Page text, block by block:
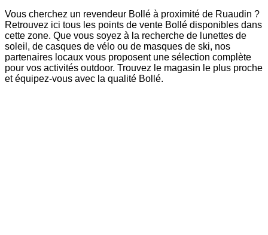
Vous cherchez un revendeur Bollé à proximité de Ruaudin ?
Retrouvez ici tous les points de vente Bollé disponibles dans
cette zone. Que vous soyez à la recherche de lunettes de
soleil, de casques de vélo ou de masques de ski, nos
partenaires locaux vous proposent une sélection complète
pour vos activités outdoor. Trouvez le magasin le plus proche
et équipez-vous avec la qualité Bollé.